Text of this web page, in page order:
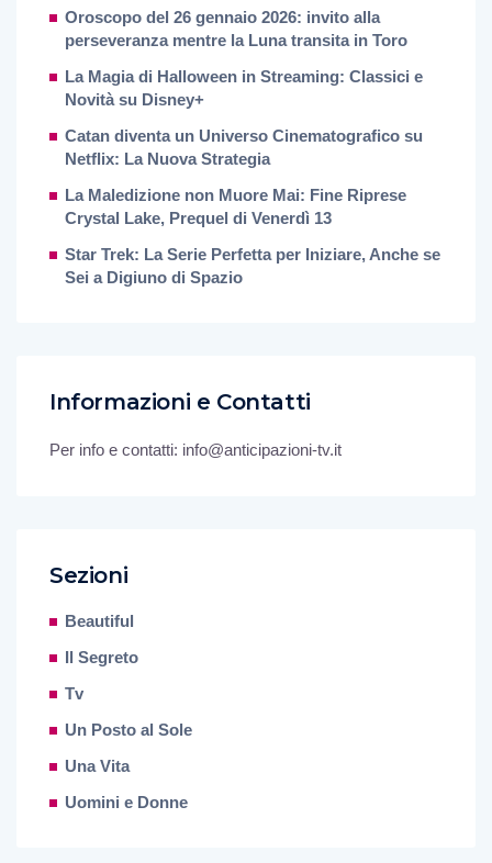
Oroscopo del 26 gennaio 2026: invito alla
perseveranza mentre la Luna transita in Toro
La Magia di Halloween in Streaming: Classici e
Novità su Disney+
Catan diventa un Universo Cinematografico su
Netflix: La Nuova Strategia
La Maledizione non Muore Mai: Fine Riprese
Crystal Lake, Prequel di Venerdì 13
Star Trek: La Serie Perfetta per Iniziare, Anche se
Sei a Digiuno di Spazio
Informazioni e Contatti
Per info e contatti: info@anticipazioni-tv.it
Sezioni
Beautiful
Il Segreto
Tv
Un Posto al Sole
Una Vita
Uomini e Donne